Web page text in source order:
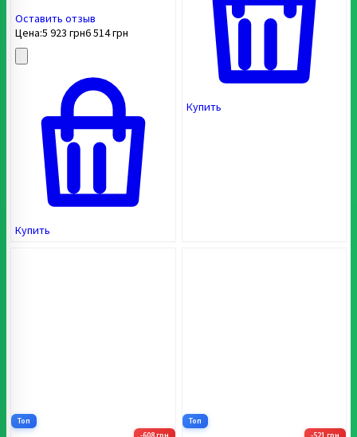
Оставить отзыв
Цена:5 923 грн6 514грн
Купить
Купить
Топ
-608 грн
Топ
-521 грн